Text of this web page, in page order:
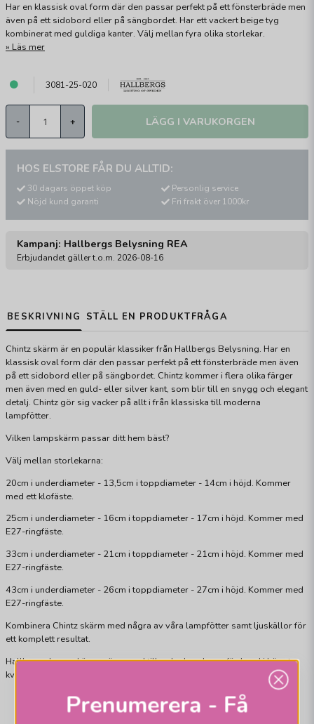
Har en klassisk oval form där den passar perfekt på ett fönsterbräde men
även på ett sidobord eller på sängbordet. Har ett vackert beige tyg
kombinerat med guldiga kanter. Välj mellan fyra olika storlekar.
Läs mer
3081-25-020
- + LÄGG I VARUKORGEN
HOS ELSTORE FÅR DU ALLTID:
30 dagars öppet köp
Nöjd kund garanti
Personlig service
Fri frakt över 1000kr
Kampanj: Hallbergs Belysning REA
Erbjudandet gäller t.o.m. 2026-08-16
BESKRIVNING STÄLL EN PRODUKTFRÅGA
Chintz skärm är en populär klassiker från Hallbergs Belysning. Har en
klassisk oval form där den passar perfekt på ett fönsterbräde men även
på ett sidobord eller på sängbordet. Chintz kommer i flera olika färger
men även med en guld- eller silver kant, som blir till en snygg och elegant
detalj. Chintz gör sig vacker på allt i från klassiska till moderna
lampfötter.
Vilken lampskärm passar ditt hem bäst?
Välj mellan storlekarna:
20cm i underdiameter - 13,5cm i toppdiameter - 14cm i höjd. Kommer
med ett klofäste.
25cm i underdiameter - 16cm i toppdiameter - 17cm i höjd. Kommer med
E27-ringfäste.
33cm i underdiameter - 21cm i toppdiameter - 21cm i höjd. Kommer med
E27-ringfäste.
43cm i underdiameter - 26cm i toppdiameter - 27cm i höjd. Kommer med
E27-ringfäste.
Kombinera Chintz skärm med några av våra lampfötter samt ljuskällor för
ett komplett resultat.
Hallbergs Lampskärmar är svensktillverkade och sys för hand i högsta
kvalité. Viss avvikelse från bild kan förekomma.
Prenumerera - Få